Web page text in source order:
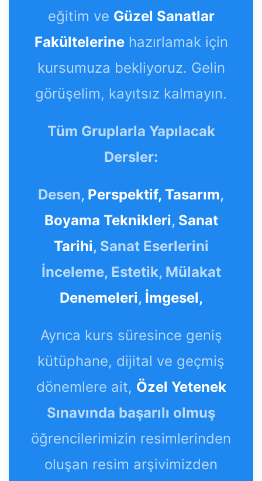
eğitim ve Güzel Sanatlar
Fakültelerinehazırlamak için
kursumuza bekliyoruz. Gelin
görüşelim, kayıtsız kalmayın.
Tüm Gruplarla Yapılacak
Dersler:
Desen, Perspektif, Tasarım,
Boyama Teknikleri, Sanat
Tarihi, Sanat Eserlerini
İnceleme, Estetik, Mülakat
Denemeleri, İmgesel,
Ayrıca kurs süresince geniş
kütüphane, dijital ve geçmiş
dönemlere ait, Özel Yetenek
Sınavında başarılı olmuş
öğrencilerimizin resimlerinden
oluşan resim arşivimizden